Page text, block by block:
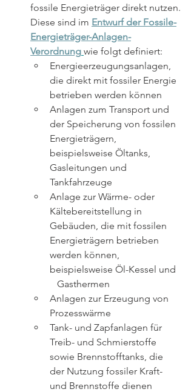
fossile Energieträger direkt nutzen.
Diese sind im Entwurf der Fossile-
Energieträger-Anlagen-
Verordnung wie folgt definiert:
Energieerzeugungsanlagen,
die direkt mit fossiler Energie
betrieben werden können
Anlagen zum Transport und
der Speicherung von fossilen
Energieträgern,
beispielsweise Öltanks,
Gasleitungen und
Tankfahrzeuge
Anlage zur Wärme- oder
Kältebereitstellung in
Gebäuden, die mit fossilen
Energieträgern betrieben
werden können,
beispielsweise Öl-Kessel und
   Gasthermen
Anlagen zur Erzeugung von
Prozesswärme
Tank- und Zapfanlagen für
Treib- und Schmierstoffe
sowie Brennstofftanks, die
der Nutzung fossiler Kraft-
und Brennstoffe dienen